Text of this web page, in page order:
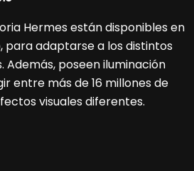
Hermes están disponibles en
para adaptarse a los distintos
Además, poseen iluminación
entre más de 16 millones de
visuales diferentes.